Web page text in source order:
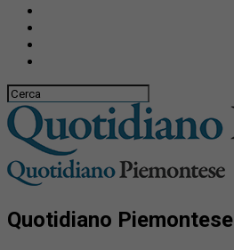
Quotidiano Piemontese